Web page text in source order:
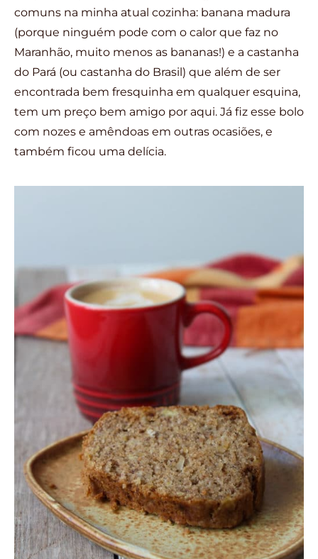
comuns na minha atual cozinha: banana madura
(porque ninguém pode com o calor que faz no
Maranhão, muito menos as bananas!) e a castanha
do Pará (ou castanha do Brasil) que além de ser
encontrada bem fresquinha em qualquer esquina,
tem um preço bem amigo por aqui. Já fiz esse bolo
com nozes e amêndoas em outras ocasiões, e
também ficou uma delícia.